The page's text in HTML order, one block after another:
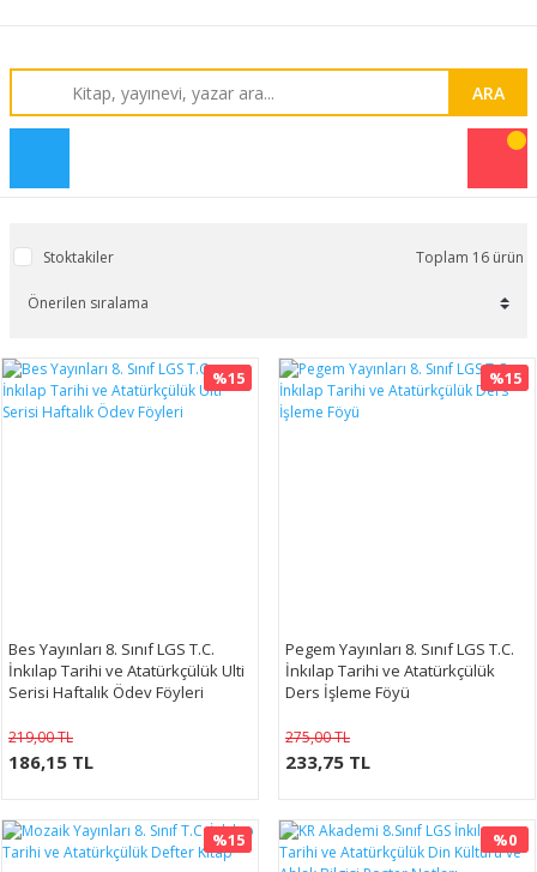
ARA
Stoktakiler Toplam 16 ürün
%15
Bes Yayınları 8. Sınıf LGS T.C.
İnkılap Tarihi ve Atatürkçülük Ulti
Serisi Haftalık Ödev Föyleri
219,00 TL
186,15 TL
%15
Pegem Yayınları 8. Sınıf LGS T.C.
İnkılap Tarihi ve Atatürkçülük
Ders İşleme Föyü
275,00 TL
233,75 TL
%15 %0